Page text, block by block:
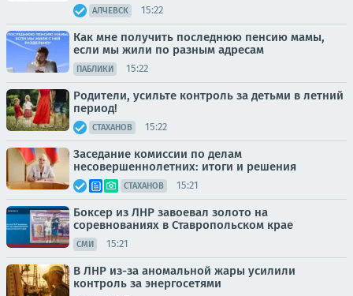
АЛЧЕВСК 15:22
Как мне получить последнюю пенсию мамы,
если мы жили по разным адресам
ПАБЛИКИ 15:22
Родители, усильте контроль за детьми в летний
период!
СТАХАНОВ 15:22
Заседание комиссии по делам
несовершеннолетних: итоги и решения
СТАХАНОВ 15:21
Боксер из ЛНР завоевал золото на
соревнованиях в Ставропольском крае
СМИ 15:21
В ЛНР из-за аномальной жары усилили
контроль за энергосетями